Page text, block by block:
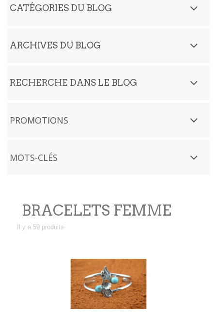
CATÉGORIES DU BLOG
ARCHIVES DU BLOG
RECHERCHE DANS LE BLOG
PROMOTIONS
MOTS-CLÉS
BRACELETS FEMME
Il y a 59 produits.